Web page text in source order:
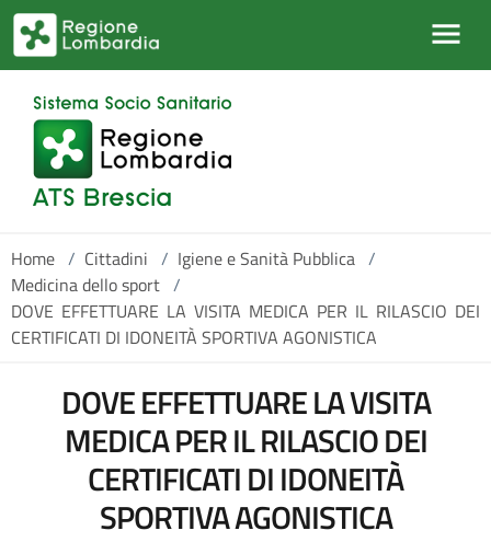
Salta al contenuto principale
Home / Cittadini / Igiene e Sanità Pubblica /
Medicina dello sport /
DOVE EFFETTUARE LA VISITA MEDICA PER IL RILASCIO DEI
CERTIFICATI DI IDONEITÀ SPORTIVA AGONISTICA
DOVE EFFETTUARE LA VISITA
MEDICA PER IL RILASCIO DEI
CERTIFICATI DI IDONEITÀ
SPORTIVA AGONISTICA